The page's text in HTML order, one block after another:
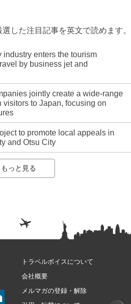
した注目記事を英文で読めます。
enters the tourism
by business jet and
jointly create a wide-range
visitors to Japan, focusing on
to promote local appeals in
and Otsu City
もっと見る
トラベルボイスについて
会社概要
メルマガの登録・解除